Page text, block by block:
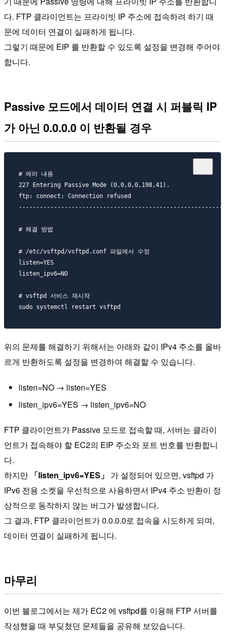
다. FTP 클라이언트는 프라이빗 IP 주소에 접속하려 하기 때
문에 데이터 연결이 실패하게 됩니다.
그렇기 때문에 EIP 를 반환할 수 있도록 설정을 변경해 주어야
합니다.
Passive 모드에서 데이터 연결 시 퍼블릭 IP
가 아닌 0.0.0.0 이 반환될 경우
# 에러 내용
227 Entering Passive Mode (0,0,0,0,198,41).
ftp: connect: Connection refused
# 해결 방법
# /etc/vsftpd/vsftpd.conf 파일에서 수정
listen=YES
listen_ipv6=NO
# vsftpd 서비스 재시작
위의 문제를 해결하기 위해서는 아래와 같이 IPv4 주소를 올바
르게 반환하도록 설정을 변경하여 해결할 수 있습니다.
listen=NO → listen=YES
listen_ipv6=YES → listen_ipv6=NO
FTP 클라이언트가 Passive 모드로 접속할 때, 서버는 클라이
언트가 접속해야 할 EC2의 EIP 주소와 포트 번호를 반환합니
다.
하지만 「listen_ipv6=YES」 가 설정되어 있으면, vsftpd 가
IPv6 전용 소켓을 우선적으로 사용하면서 IPv4 주소 반환이 정
상적으로 동작하지 않는 버그가 발생합니다.
그 결과, FTP 클라이언트가 0.0.0.0로 접속을 시도하게 되며,
데이터 연결이 실패하게 됩니다.
마무리
이번 블로그에서는 제가 EC2 에 vsftpd를 이용해 FTP 서버를
작성했을 때 부딪쳤던 문제들을 공유해 보았습니다.